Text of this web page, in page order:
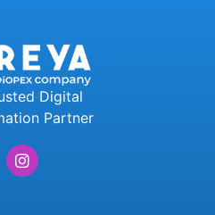
Digital
Partner